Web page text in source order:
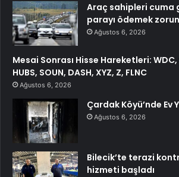
Araç sahipleri cuma
parayı ödemek
Ağustos 6, 2026
Mesai Sonrası Hisse Hareketleri: WDC,
HUBS, SOUN, DASH, XYZ, Z, FLNC
Ağustos 6, 2026
Çardak Köyü’nde Ev
Ağustos 6, 2026
Bilecik’te terazi
hizmeti başladı